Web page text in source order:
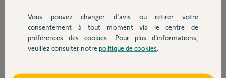
Devis avec un pro
Contact
Réponses
Vous pouvez changer d'avis ou retirer votre
consentement à tout moment via le centre de
préférences des cookies. Pour plus d’informations,
veuillez consulter notre politique de cookies